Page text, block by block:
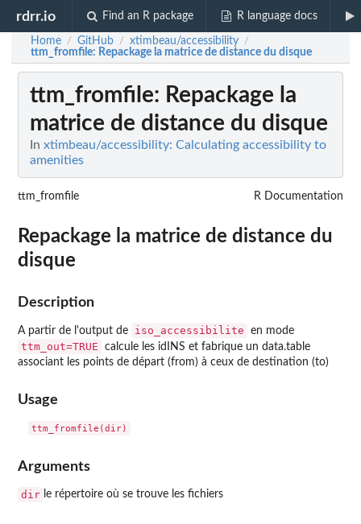
rdrr.io Find an R package R language docs
Home / GitHub / xtimbeau/accessibility /
ttm_fromfile: Repackage la matrice de distance du disque
ttm_fromfile: Repackage la
matrice de distance du disque
In xtimbeau/accessibility: Calculating accessibility to
amenities
ttm_fromfile R Documentation
Repackage la matrice de distance du
disque
Description
A partir de l'output de iso_accessibilite en mode
ttm_out=TRUE
calcule les idINS et fabrique un data.table
associant les points de départ (from) à ceux de destination (to)
Usage
Arguments
dir le répertoire où se trouve les fichiers